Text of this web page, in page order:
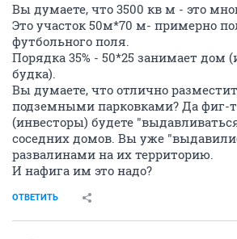
Вы думаете, что 3500 кв м - это
Это участок 50м*70 м- примерно
футбольного поля.
Порядка 35% - 50*25 занимает дом
будка).
Вы думаете, что отлично
подземными парковками? Да фиг-
(инвесторы) будете
соседних домов. Вы уже
развалинами на их территорию.
И нафига им это надо?
ОТВЕТИТЬ